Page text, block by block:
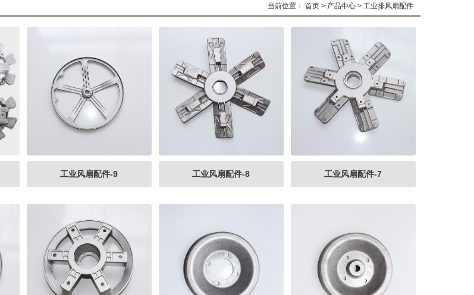
当前位置： 首页> 产品中心 > 工业排风扇配件
工业风扇配件-9 工业风扇配件-8 工业风扇配件-7